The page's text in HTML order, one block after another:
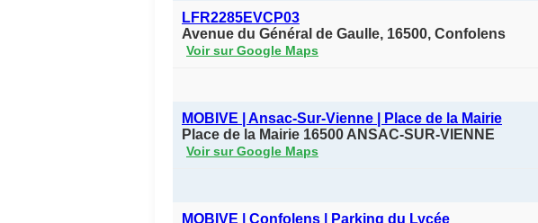
LFR2285EVCP03
Avenue du Général de Gaulle, 16500, Confolens
Voir sur Google Maps
MOBIVE | Ansac-Sur-Vienne | Place de la Mairie
Place de la Mairie 16500 ANSAC-SUR-VIENNE
Voir sur Google Maps
MOBIVE | Confolens | Parking du Lycée